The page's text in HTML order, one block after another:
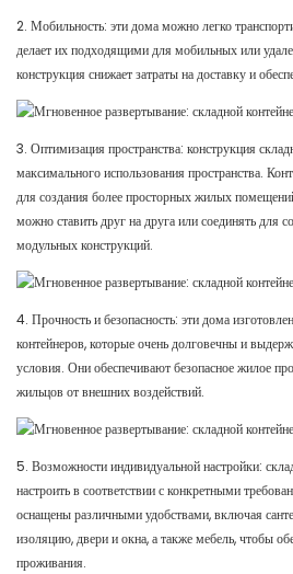
2. Мобильность: эти дома можно легко
делает их подходящими для мобильных или
конструкция снижает затраты на доставку и
3. Оптимизация пространства: конструкция
максимального использования пространства.
для создания более просторных жилых
можно ставить друг на друга или соединять для
модульных конструкций.
4. Прочность и безопасность: эти дома
контейнеров, которые очень долговечны и
условия. Они обеспечивают безопасное жилое
жильцов от внешних воздействий.
5. Возможности индивидуальной настройки:
настроить в соответствии с конкретными
оснащены различными удобствами, включая
изоляцию, двери и окна, а также мебель, чтобы
проживания.